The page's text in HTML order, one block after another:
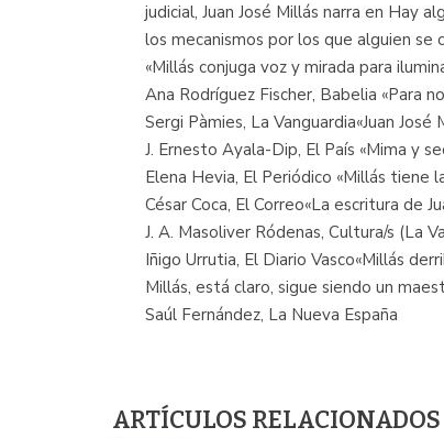
judicial, Juan José Millás narra en Hay
los mecanismos por los que alguien se
«Millás conjuga voz y mirada para
Ana Rodríguez Fischer, Babelia «Para
Sergi Pàmies, La Vanguardia«Juan
J. Ernesto Ayala-Dip, El País «Mima y
Elena Hevia, El Periódico «Millás tiene
César Coca, El Correo«La escritura de
J. A. Masoliver Ródenas, Cultura/s (La
Iñigo Urrutia, El Diario Vasco«Millás
Millás, está claro, sigue siendo un
Saúl Fernández, La Nueva España
ARTÍCULOS RELACIONADOS